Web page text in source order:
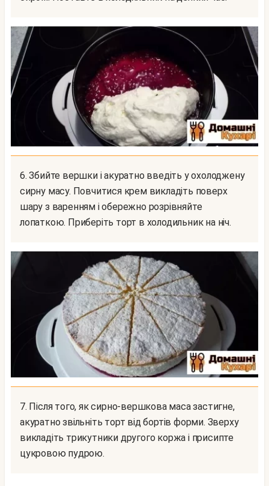
6. Збийте вершки і акуратно введіть у охолоджену
сирну масу. Повчитися крем викладіть поверх
шару з варенням і обережно розрівняйте
лопаткою. Приберіть торт в холодильник на ніч.
7. Після того, як сирно-вершкова маса застигне,
акуратно звільніть торт від бортів форми. Зверху
викладіть трикутники другого коржа і присипте
цукровою пудрою.